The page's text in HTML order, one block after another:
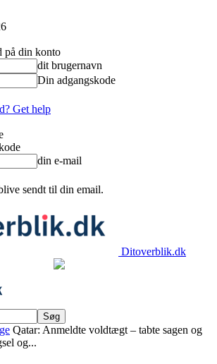
på din konto
dit brugernavn
Din adgangskode
Get help
din e-mail
sendt til din email.
Ditoverblik.dk
Qatar: Anmeldte voldtægt – tabte sagen og
og...